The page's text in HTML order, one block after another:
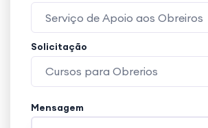
Serviço de Apoio aos Obreiros
Solicitação
Cursos para Obrerios
Mensagem